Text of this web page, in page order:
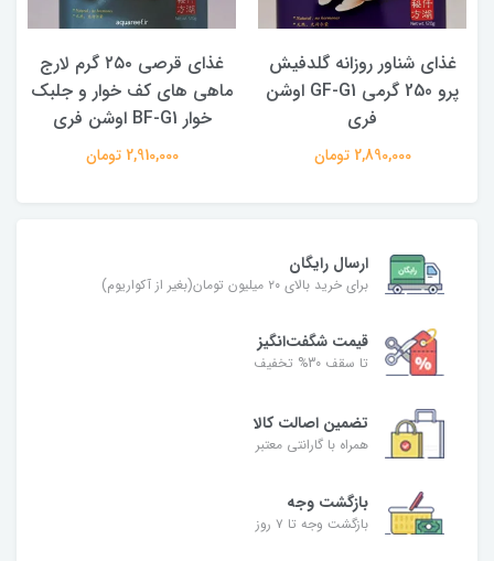
غذای شناور روزانه گلدفیش
پرو 250 گرمی GF-G1 اوشن
فری
2,890,000 تومان
غذای قرصی ۲۵۰ گرم لارج
ماهی های کف خوار و جلبک
خوار BF-G1 اوشن فری
2,910,000 تومان
ارسال رایگان
برای خرید بالای ۲۰ میلیون تومان(بغیر از آکواریوم)
قیمت شگفت‌انگیز
تا سقف 30% تخفیف
تضمین اصالت کالا
همراه با گارانتی معتبر
بازگشت وجه
بازگشت وجه تا ۷ روز